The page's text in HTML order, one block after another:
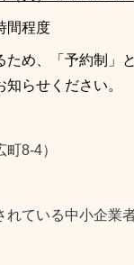
間程度
め、「予約制」
らせください。
8-4）
ている中小企業